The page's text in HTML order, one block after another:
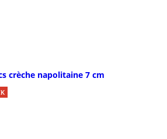
crèche napolitaine 7 cm